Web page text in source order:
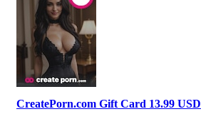
CreatePorn.com Gift Card 13.99 USD